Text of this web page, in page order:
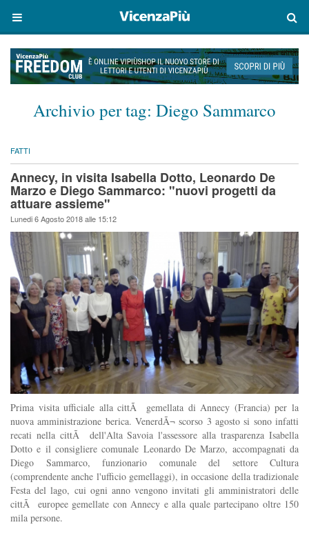
Archivio per tag: Diego Sammarco
FATTI
Annecy, in visita Isabella Dotto, Leonardo De
Marzo e Diego Sammarco: "nuovi progetti da
attuare assieme"
Lunedi 6 Agosto 2018 alle 15:12
Prima visita ufficiale alla cittÃ gemellata di Annecy (Francia) per la
nuova amministrazione berica. VenerdÃ¬ scorso 3 agosto si sono infatti
recati nella cittÃ dell'Alta Savoia l'assessore alla trasparenza Isabella
Dotto e il consigliere comunale Leonardo De Marzo, accompagnati da
Diego Sammarco, funzionario comunale del settore Cultura
(comprendente anche l'ufficio gemellaggi), in occasione della tradizionale
Festa del lago, cui ogni anno vengono invitati gli amministratori delle
cittÃ europee gemellate con Annecy e alla quale partecipano oltre 150
mila persone.